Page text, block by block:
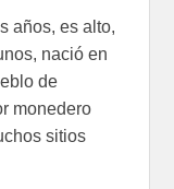
años, es alto,
nació en
de
monedero
sitios